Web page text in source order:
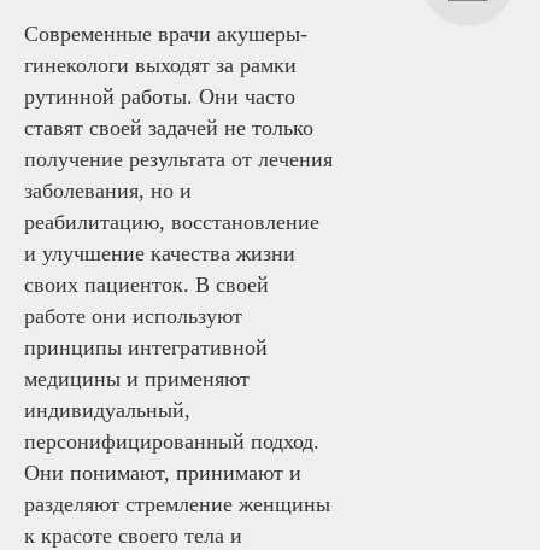
Современные врачи акушеры-
гинекологи выходят за рамки
рутинной работы. Они часто
ставят своей задачей не только
получение результата от лечения
заболевания, но и
реабилитацию, восстановление
и улучшение качества жизни
своих пациенток. В своей
работе они используют
принципы интегративной
медицины и применяют
индивидуальный,
персонифицированный подход.
Они понимают, принимают и
разделяют стремление женщины
к красоте своего тела и